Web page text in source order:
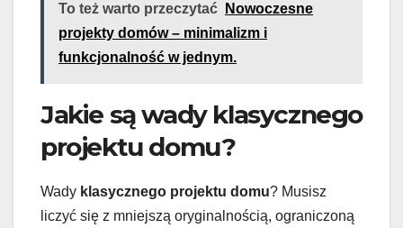
To też warto przeczytać
Nowoczesne
projekty domów – minimalizm i
funkcjonalność w jednym.
Jakie są wady klasycznego
projektu domu?
Wady klasycznego projektu domu? Musisz
liczyć się z mniejszą oryginalnością, ograniczoną